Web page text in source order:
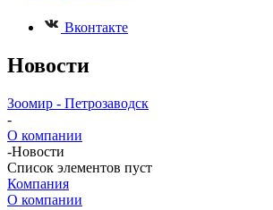
Вконтакте
Новости
Зоомир - Петрозаводск
-
О компании
-Новости
Список элементов пуст
Компания
О компании